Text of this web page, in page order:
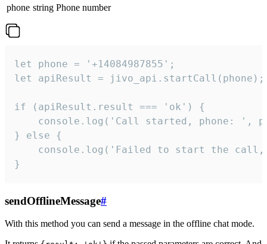
phone string Phone number
let phone = '+14084987855';
let apiResult = jivo_api.startCall(phone);
if (apiResult.result === 'ok') {
console.log('Call started, phone: ',
} else {
console.log('Failed to start the
}
sendOfflineMessage#
With this method you can send a message in the offline chat mode.